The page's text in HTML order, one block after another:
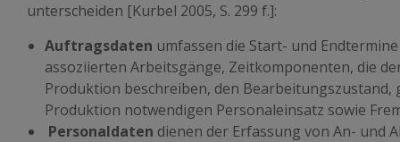
unterscheiden [Kurbel 2005, S. 299 f.]:
Auftragsdaten umfassen die Start- und
assoziierten Arbeitsgänge, Zeitkomponenten, die
Produktion beschreiben, den
Produktion notwendigen Personaleinsatz sowie
Personaldaten dienen der Erfassung von An- und